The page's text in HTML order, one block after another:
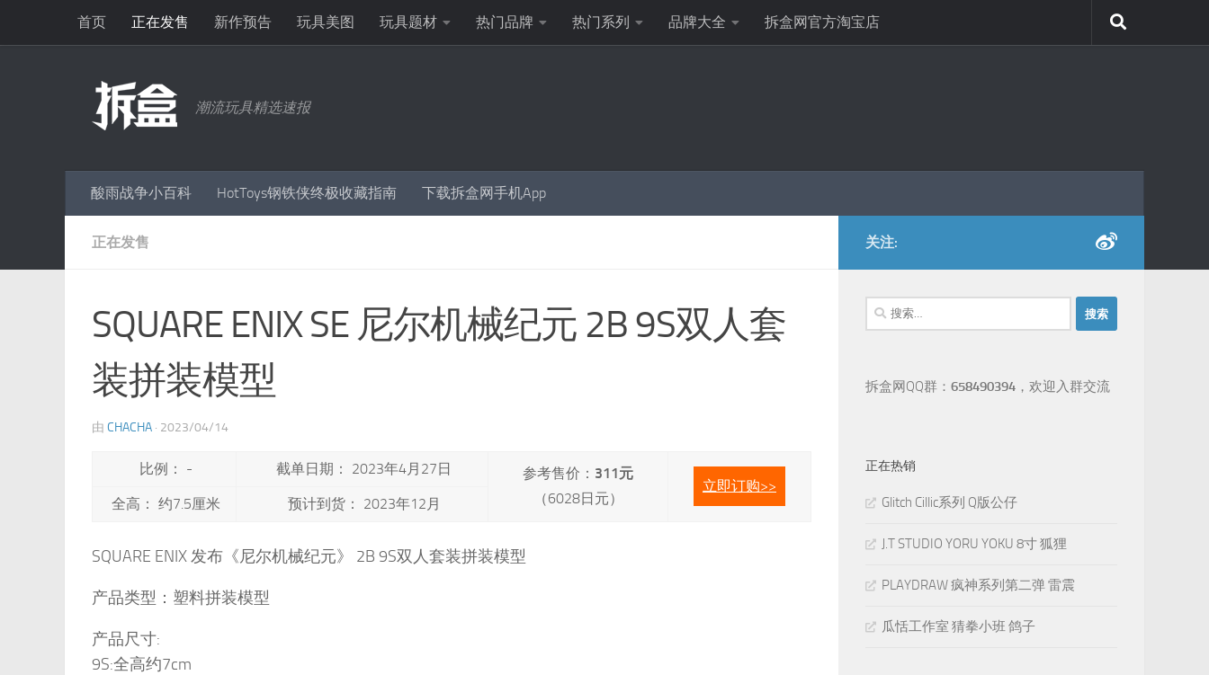
跳至内容首页 正在发售 新作预告 玩具美图 玩具题材 热门品牌 热门系列 品牌大全 拆盒网官方淘宝店
潮流玩具精选速报
酸雨战争小百科 HotToys钢铁侠终极收藏指南 下载拆盒网手机App
正在发售
SQUARE ENIX SE 尼尔机械纪元 2B 9S双人套
装拼装模型
由 CHACHA · 2023/04/14
比例： - 截单日期： 2023年4月27日 参考售价： 311元
（6028日元）
立即订购>>
全高： 约7.5厘米
预计到货： 2023年12月
SQUARE ENIX 发布《尼尔机械纪元》 2B 9S双人套装拼装模型
产品类型：塑料拼装模型
产品尺寸:
9S:全高约7cm
关注:
搜
索：
拆盒网QQ群： 658490394 ，欢迎入群交流
正在热销
Glitch Cillic系列 Q版公仔
J.T STUDIO YORU YOKU 8寸 狐狸
PLAYDRAW 疯神系列第二弹 雷震
瓜恬工作室 猜拳小班 鸽子